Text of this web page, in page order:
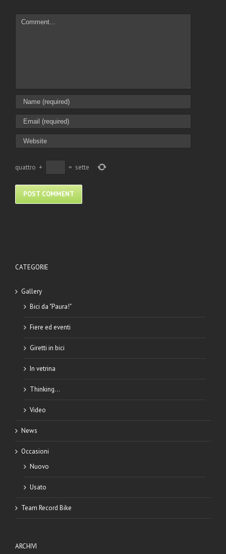
Comment
quattro + = sette
CATEGORIE
Gallery
Bici da "Paura!"
Fiere ed eventi
Giretti in bici
In vetrina
Thinking…
Video
News
Occasioni
Nuovo
Usato
Team Record Bike
ARCHIVI